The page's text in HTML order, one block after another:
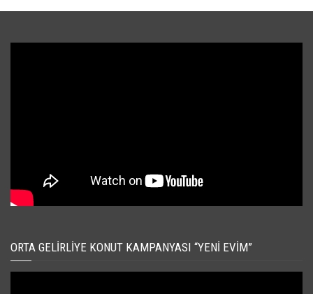
ORTA GELIRLIYE KONUT KAMPANYASI “YENI EVIM”